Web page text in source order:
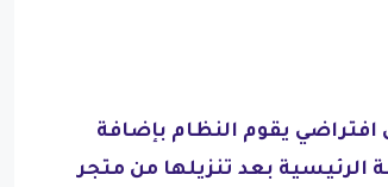
يقوم النظام بإضافة
الرئيسية بعد تنزيلها من متجر